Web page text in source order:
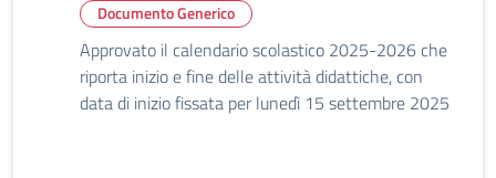
Documento Generico
Approvato il calendario scolastico 2025-2026 che
riporta inizio e fine delle attività didattiche, con
data di inizio fissata per lunedì 15 settembre 2025